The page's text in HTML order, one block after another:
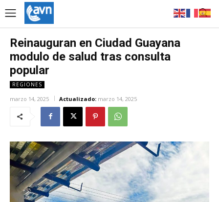
Reinauguran en Ciudad Guayana
modulo de salud tras consulta
popular
REGIONES
marzo 14, 2025 Actualizado: marzo 14, 2025